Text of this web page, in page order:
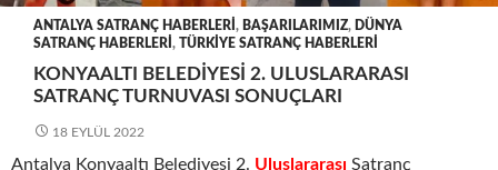
ANTALYA SATRANÇ HABERLERI , BAŞARILARIMIZ, DÜNYA
SATRANÇ HABERLERI , TÜRKIYE SATRANÇ HABERLERI
KONYAALTI BELEDIYESI 2. ULUSLARARASI
SATRANÇ TURNUVASI SONUÇLARI
18 EYLÜL 2022
Antalya Konyaaltı Belediyesi 2. Uluslararası Satranç